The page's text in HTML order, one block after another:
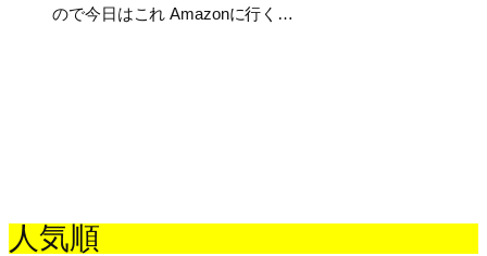
ので今日はこれ Amazonに行く…
人気順